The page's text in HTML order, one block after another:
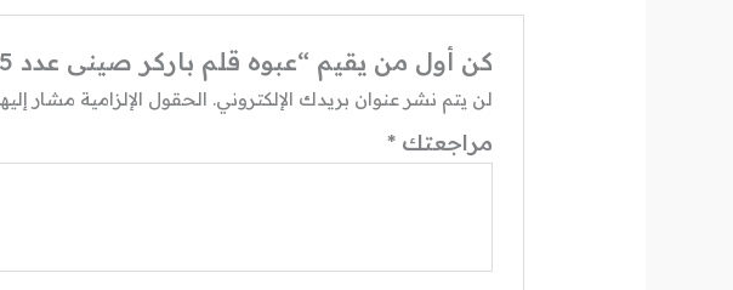
كن أول من يقيم “عبوه قلم باركر صينى عدد 5 قطعة”
لن يتم نشر عنوان بريدك الإلكتروني. الحقول الإلزامية مشار
مراجعتك*